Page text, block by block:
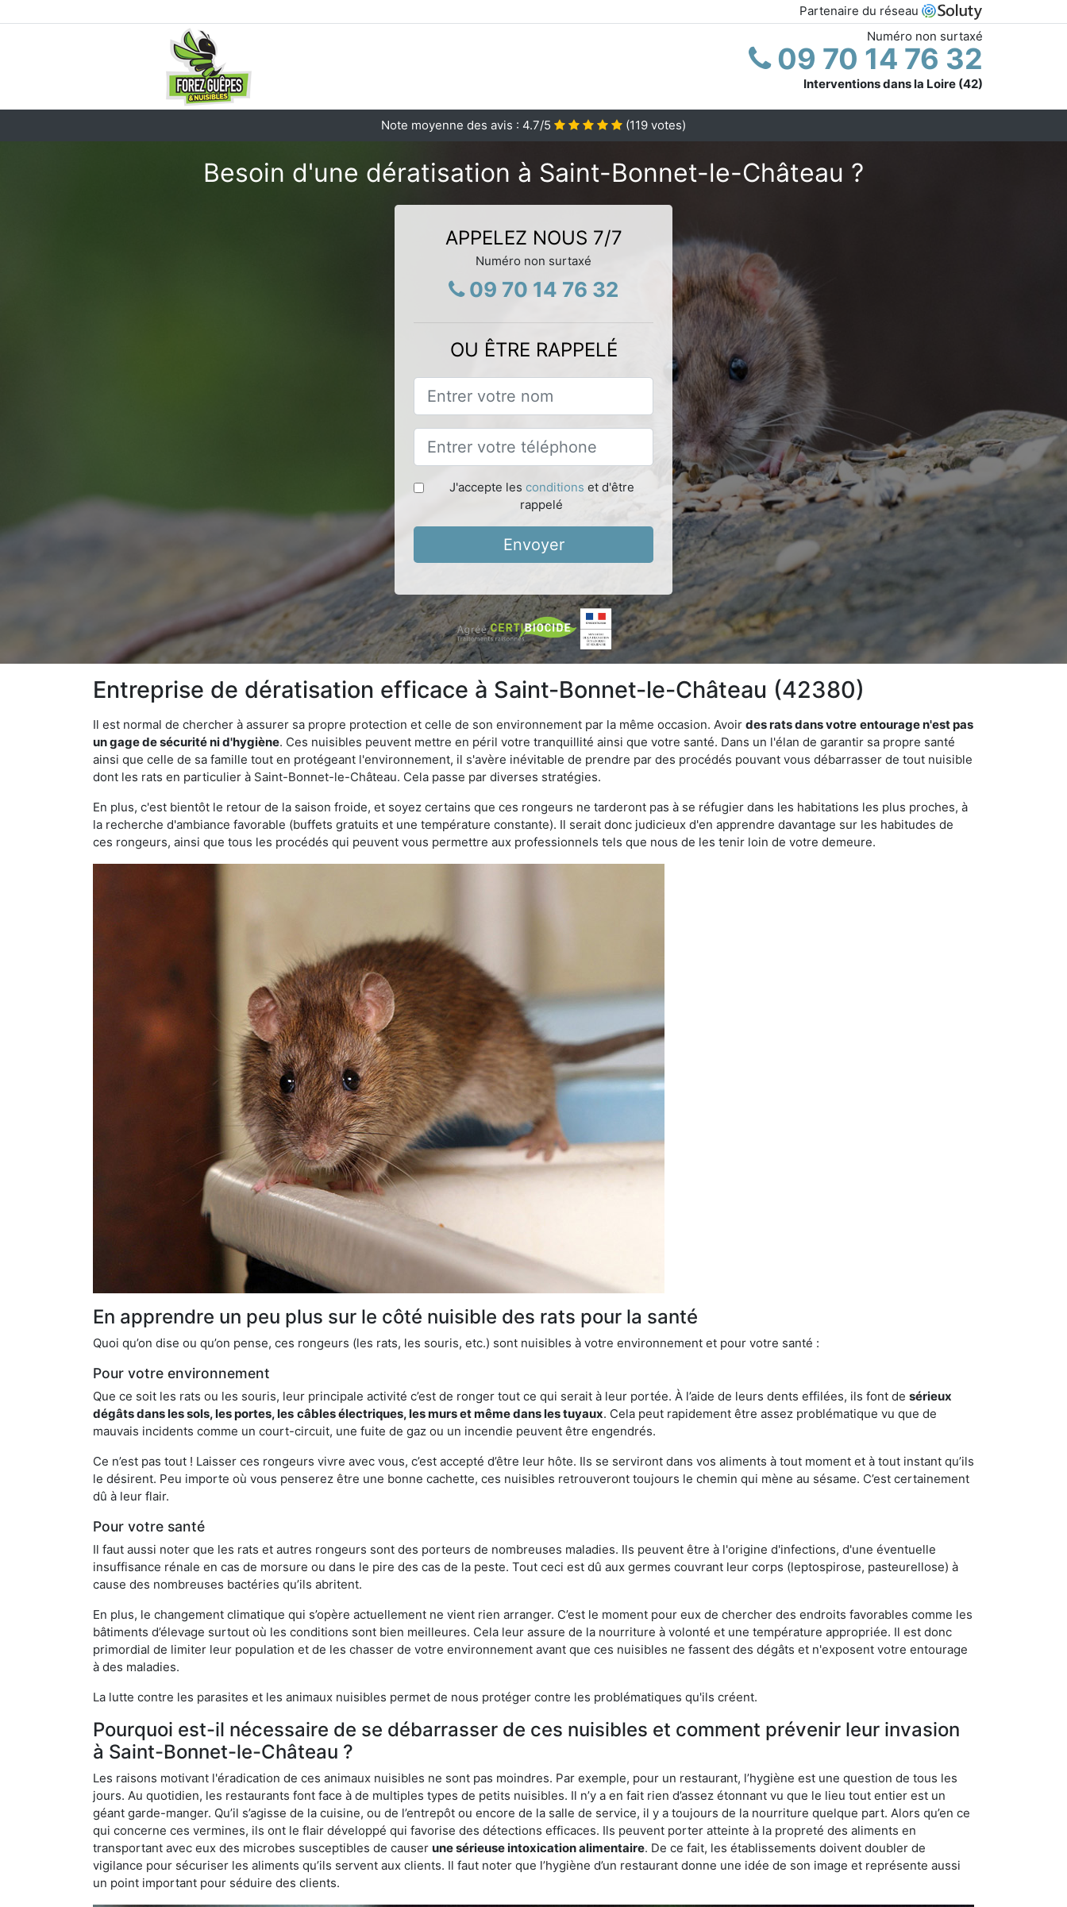
Partenaire du réseau
Numéro non surtaxé
09 70 14 76 32
Interventions dans la Loire (42)
Note moyenne des avis : 4.7/5 (119 votes)
Besoin d'une dératisation à Saint-Bonnet-le-Château ?
APPELEZ NOUS 7/7
Numéro non surtaxé
09 70 14 76 32
OU ÊTRE RAPPELÉ
J'accepte les conditions et d'être
rappelé
Envoyer
Entreprise de dératisation efficace à Saint-Bonnet-le-Château (42380)
Il est normal de chercher à assurer sa propre protection et celle de son environnement par la même occasion. Avoir des rats dans votre entourage n'est pas
un gage de sécurité ni d'hygiène. Ces nuisibles peuvent mettre en péril votre tranquillité ainsi que votre santé. Dans un l'élan de garantir sa propre santé
ainsi que celle de sa famille tout en protégeant l'environnement, il s'avère inévitable de prendre par des procédés pouvant vous débarrasser de tout nuisible
dont les rats en particulier à Saint-Bonnet-le-Château. Cela passe par diverses stratégies.
En plus, c'est bientôt le retour de la saison froide, et soyez certains que ces rongeurs ne tarderont pas à se réfugier dans les habitations les plus proches, à
la recherche d'ambiance favorable (buffets gratuits et une température constante). Il serait donc judicieux d'en apprendre davantage sur les habitudes de
ces rongeurs, ainsi que tous les procédés qui peuvent vous permettre aux professionnels tels que nous de les tenir loin de votre demeure.
En apprendre un peu plus sur le côté nuisible des rats pour la santé
Quoi qu’on dise ou qu’on pense, ces rongeurs (les rats, les souris, etc.) sont nuisibles à votre environnement et pour votre santé :
Pour votre environnement
Que ce soit les rats ou les souris, leur principale activité c’est de ronger tout ce qui serait à leur portée. À l’aide de leurs dents effilées, ils font de sérieux
dégâts dans les sols, les portes, les câbles électriques, les murs et même dans les tuyaux. Cela peut rapidement être assez problématique vu que de
mauvais incidents comme un court-circuit, une fuite de gaz ou un incendie peuvent être engendrés.
Ce n’est pas tout ! Laisser ces rongeurs vivre avec vous, c’est accepté d’être leur hôte. Ils se serviront dans vos aliments à tout moment et à tout instant qu’ils
le désirent. Peu importe où vous penserez être une bonne cachette, ces nuisibles retrouveront toujours le chemin qui mène au sésame. C’est certainement
dû à leur flair.
Pour votre santé
Il faut aussi noter que les rats et autres rongeurs sont des porteurs de nombreuses maladies. Ils peuvent être à l'origine d'infections, d'une éventuelle
insuffisance rénale en cas de morsure ou dans le pire des cas de la peste. Tout ceci est dû aux germes couvrant leur corps (leptospirose, pasteurellose) à
cause des nombreuses bactéries qu’ils abritent.
En plus, le changement climatique qui s’opère actuellement ne vient rien arranger. C’est le moment pour eux de chercher des endroits favorables comme les
bâtiments d’élevage surtout où les conditions sont bien meilleures. Cela leur assure de la nourriture à volonté et une température appropriée. Il est donc
primordial de limiter leur population et de les chasser de votre environnement avant que ces nuisibles ne fassent des dégâts et n'exposent votre entourage
à des maladies.
La lutte contre les parasites et les animaux nuisibles permet de nous protéger contre les problématiques qu'ils créent.
Pourquoi est-il nécessaire de se débarrasser de ces nuisibles et comment prévenir leur invasion
à Saint-Bonnet-le-Château ?
Les raisons motivant l'éradication de ces animaux nuisibles ne sont pas moindres. Par exemple, pour un restaurant, l’hygiène est une question de tous les
jours. Au quotidien, les restaurants font face à de multiples types de petits nuisibles. Il n’y a en fait rien d’assez étonnant vu que le lieu tout entier est un
géant garde-manger. Qu’il s’agisse de la cuisine, ou de l’entrepôt ou encore de la salle de service, il y a toujours de la nourriture quelque part. Alors qu’en ce
qui concerne ces vermines, ils ont le flair développé qui favorise des détections efficaces. Ils peuvent porter atteinte à la propreté des aliments en
transportant avec eux des microbes susceptibles de causer une sérieuse intoxication alimentaire. De ce fait, les établissements doivent doubler de
vigilance pour sécuriser les aliments qu’ils servent aux clients. Il faut noter que l’hygiène d’un restaurant donne une idée de son image et représente aussi
un point important pour séduire des clients.